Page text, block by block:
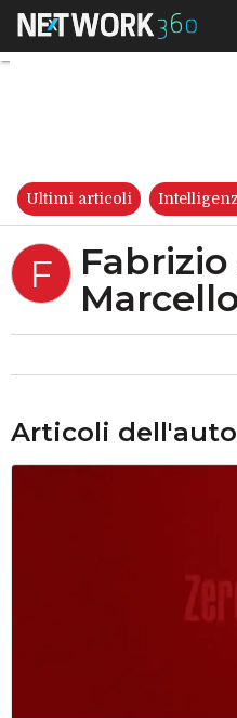
Ultimi articoli
F
Articoli